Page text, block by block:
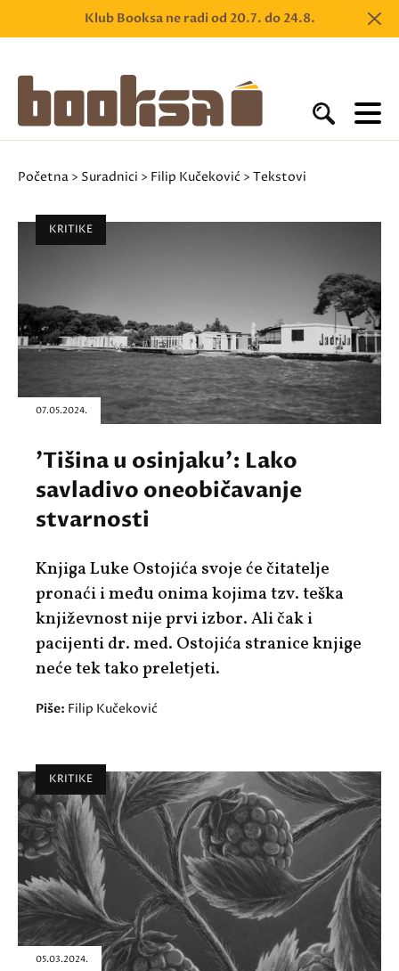
Klub Booksa ne radi od 20.7. do 24.8.
Početna > Suradnici > Filip Kučeković > Tekstovi
KRITIKE
07.05.2024.
'Tišina u osinjaku': Lako
savladivo oneobičavanje
stvarnosti
Knjiga Luke Ostojića svoje će čitatelje
pronaći i među onima kojima tzv. teška
književnost nije prvi izbor. Ali čak i
pacijenti dr. med. Ostojića stranice knjige
neće tek tako preletjeti.
Piše: Filip Kučeković
KRITIKE
05.03.2024.